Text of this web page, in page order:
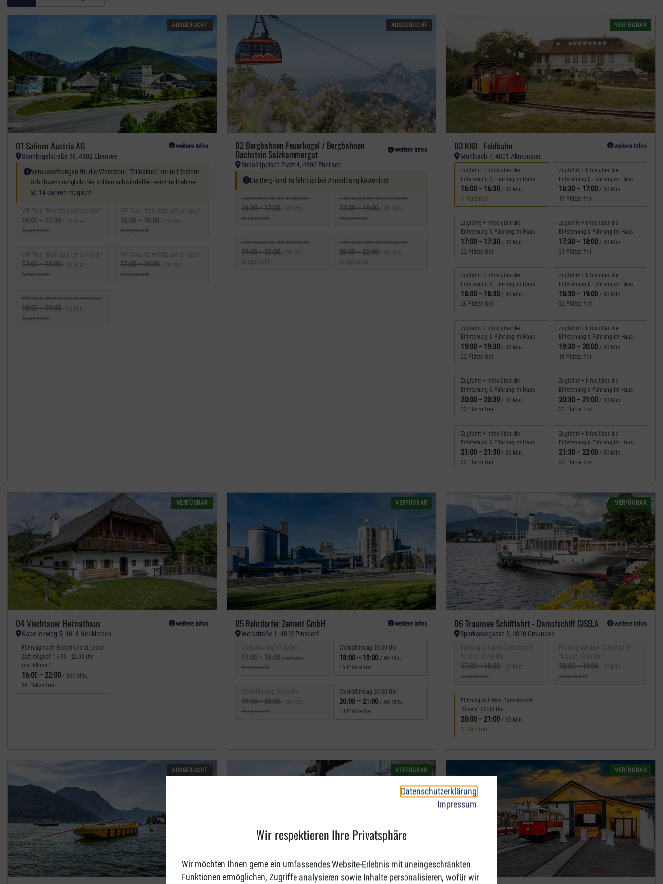
AUSGEBUCHT
01 Salinen Austria AG weitere Infos
Steinkogelstraße 30, 4802 Ebensee
Spezielle Anforderungen:
Voraussetzungen für die Werkstour: Teilnahme nur mit festem
Schuhwerk möglich! Sie sollten schwindelfrei sein! Teilnahme
ab 14 Jahren möglich!
VIP-Tour: "Dem Salz auf der Spur"
16:00–17:30/ 90 Min.
Ausgebucht
VIP-Tour: "Dem Salz auf der Spur"
16:30–18:00/ 90 Min.
Ausgebucht
VIP-Tour: "Dem Salz auf der Spur"
17:00–18:30/ 90 Min.
Ausgebucht
VIP-Tour: "Dem Salz auf der Spur"
17:30–19:00/ 90 Min.
Ausgebucht
VIP-Tour: "Dem Salz auf der Spur"
18:00–19:30/ 90 Min.
Ausgebucht
AUSGEBUCHT
02 Bergbahnen Feuerkogel / Bergbahnen
Dachstein Salzkammergut weitere Infos
Rudolf Ippisch Platz 4, 4802 Ebensee
Spezielle Anforderungen:
Die Berg- und Talfahrt ist bei Anmeldung kostenlos!
Führungen bei der Bergbahn
16:00–17:30/ 90 Min.
Ausgebucht
Führungen bei der Bergbahn
17:30–19:00/ 90 Min.
Ausgebucht
Führungen bei der Bergbahn
19:00–20:30/ 90 Min.
Ausgebucht
Führungen bei der Bergbahn
20:30–22:00/ 90 Min.
Ausgebucht
VERFÜGBAR
03 KISI - Feldbahn weitere Infos
Mühlbach 7, 4801 Altmünster
Zugfahrt + Infos über die
Entstehung & Führung im Haus
16:00 – 16:30 / 30 Min.
1 Platz frei
Zugfahrt + Infos über die
Entstehung & Führung im Haus
16:30 – 17:00 / 30 Min.
19 Plätze frei
Zugfahrt + Infos über die
Entstehung & Führung im Haus
17:00 – 17:30 / 30 Min.
22 Plätze frei
Zugfahrt + Infos über die
Entstehung & Führung im Haus
17:30 – 18:00 / 30 Min.
21 Plätze frei
Zugfahrt + Infos über die
Entstehung & Führung im Haus
18:00 – 18:30 / 30 Min.
20 Plätze frei
Zugfahrt + Infos über die
Entstehung & Führung im Haus
18:30 – 19:00 / 30 Min.
22 Plätze frei
Zugfahrt + Infos über die
Entstehung & Führung im Haus
19:00 – 19:30 / 30 Min.
22 Plätze frei
Zugfahrt + Infos über die
Entstehung & Führung im Haus
19:30 – 20:00 / 30 Min.
18 Plätze frei
Zugfahrt + Infos über die
Entstehung & Führung im Haus
20:00 – 20:30 / 30 Min.
22 Plätze frei
Zugfahrt + Infos über die
Entstehung & Führung im Haus
20:30 – 21:00 / 30 Min.
22 Plätze frei
Zugfahrt + Infos über die
Entstehung & Führung im Haus
21:00 – 21:30 / 30 Min.
22 Plätze frei
Zugfahrt + Infos über die
Entstehung & Führung im Haus
21:30 – 22:00 / 30 Min.
22 Plätze frei
VERFÜGBAR
04 Viechtauer Heimathaus weitere Infos
Kapellenweg 5, 4814 Neukirchen
Führung nach Bedarf und zu jeder
Zeit möglich 16:00 - 22:00 Uhr
(ca. 60min.)
16:00 – 22:00 / 360 Min.
96 Plätze frei
VERFÜGBAR
05 Rohrdorfer Zement GmbH weitere Infos
Werkstraße 1, 4812 Pinsdorf
Werksführung 17:00 Uhr
17:00–18:00/ 60 Min.
Ausgebucht
Werksführung 18:00 Uhr
18:00 – 19:00 / 60 Min.
16 Plätze frei
Werksführung 19:00 Uhr
19:00–20:00/ 60 Min.
Ausgebucht
Werksführung 20:00 Uhr
20:00 – 21:00 / 60 Min.
13 Plätze frei
VERFÜGBAR
06 Traunsee Schifffahrt - Dampfschiff GISELA weitere Infos
Sparkassegasse 3, 4810 Gmunden
Führung auf dem Dampfschiff
"Gisela" 17:00 Uhr
17:00–18:00/ 60 Min.
Ausgebucht
Führung auf dem Dampfschiff
"Gisela" 18:30 Uhr
18:30–19:30/ 60 Min.
Ausgebucht
Führung auf dem Dampfschiff
"Gisela" 20:00 Uhr
20:00 – 21:00 / 60 Min.
1 Platz frei
AUSGEBUCHT VERFÜGBAR VERFÜGBAR
Datenschutzerklärung
Impressum
Wir respektieren Ihre Privatsphäre
Wir möchten Ihnen gerne ein umfassendes Website-Erlebnis mit uneingeschränkten
Funktionen ermöglichen, Zugriffe analysieren sowie Inhalte personalisieren, wofür wir